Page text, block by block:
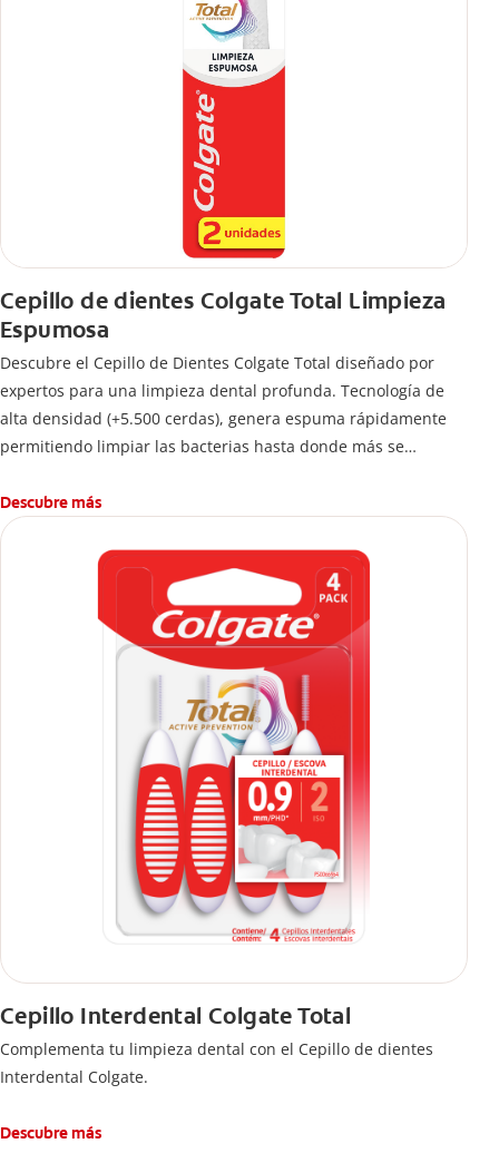
Cepillo de dientes Colgate Total Limpieza
Espumosa
Descubre el Cepillo de Dientes Colgate Total diseñado por
expertos para una limpieza dental profunda. Tecnología de
alta densidad (+5.500 cerdas), genera espuma rápidamente
permitiendo limpiar las bacterias hasta donde más se
Descubre más
Cepillo Interdental Colgate Total
Complementa tu limpieza dental con el Cepillo de dientes
Interdental Colgate.
Descubre más